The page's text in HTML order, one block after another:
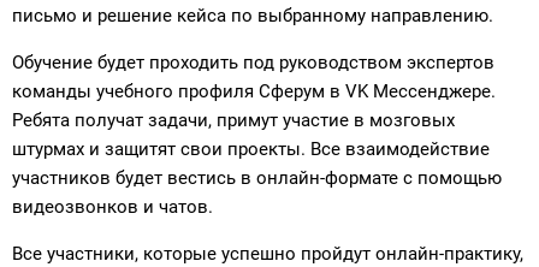
письмо и решение кейса по выбранному направлению.
Обучение будет проходить под руководством экспертов
команды учебного профиля Сферум в VK Мессенджере.
Ребята получат задачи, примут участие в мозговых
штурмах и защитят свои проекты. Все взаимодействие
участников будет вестись в онлайн-формате с помощью
видеозвонков и чатов.
Все участники, которые успешно пройдут онлайн-практику,